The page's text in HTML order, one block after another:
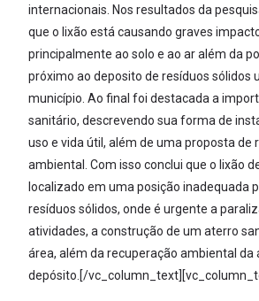
internacionais. Nos resultados da
que o lixão está causando graves
principalmente ao solo e ao ar além da
próximo ao deposito de resíduos sólidos
município. Ao final foi destacada a
sanitário, descrevendo sua forma de
uso e vida útil, além de uma proposta de
ambiental. Com isso conclui que o lixão
localizado em uma posição inadequada
resíduos sólidos, onde é urgente a
atividades, a construção de um aterro
área, além da recuperação ambiental da
depósito.[/